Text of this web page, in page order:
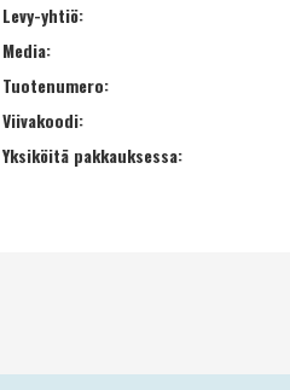
Levy-yhtiö:
Media:
Tuotenumero:
Viivakoodi:
Yksiköitä pakkauksessa: